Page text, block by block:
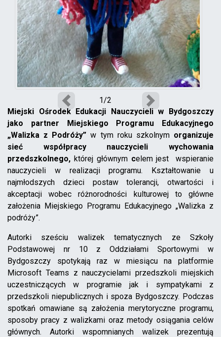
Poprzedni Następny
1/2
Miejski Ośrodek Edukacji Nauczycieli w Bydgoszczy
jako partner Miejskiego Programu Edukacyjnego
„Walizka z Podróży”w tym roku szkolnymorganizuje
sieć współpracy nauczycieli wychowania
przedszkolnego, której głównymcelem jest wspieranie
nauczycieli w realizacji programu. Kształtowanie u
najmłodszych dzieci postaw tolerancji, otwartości i
akceptacji wobec różnorodności kulturowej to główne
założenia Miejskiego Programu Edukacyjnego „Walizka z
podróży”.
Autorki sześciu walizek tematycznych ze Szkoły
Podstawowej nr 10 z Oddziałami Sportowymi w
Bydgoszczy spotykają raz w miesiącu na platformie
Microsoft Teams z nauczycielami przedszkoli miejskich
uczestniczących w programie jak i sympatykami z
przedszkoli niepublicznych i spoza Bydgoszczy. Podczas
spotkań omawiane są założenia merytoryczne programu,
sposoby pracy z walizkami oraz metody osiągania celów
głównych. Autorki wspomnianych walizek prezentują